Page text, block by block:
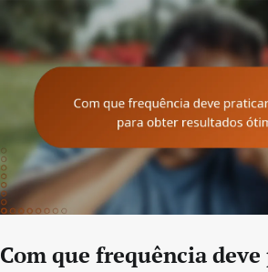
Com que frequência